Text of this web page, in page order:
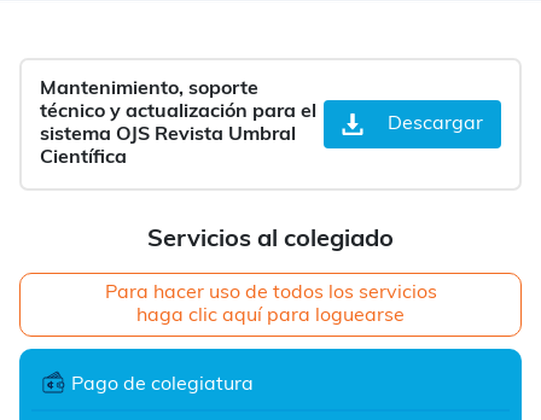
Servicios al colegiado
Para hacer uso de todos los servicios
haga clic aquí para loguearse
Pago de colegiatura
Mantenimiento, soporte
técnico y actualización para el
sistema OJS Revista Umbral
Científica
Descargar